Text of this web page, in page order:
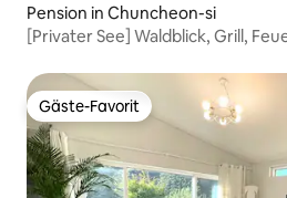
Pension in Chuncheon-si
[Privater See] Waldblick, Grill,
Gäste-Favorit
Gäste-Favorit